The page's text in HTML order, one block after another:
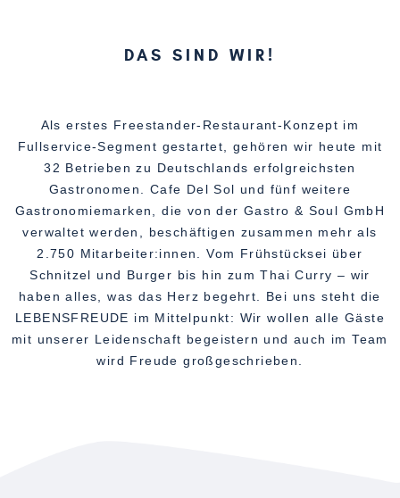
DAS SIND WIR!
Als erstes Freestander-Restaurant-Konzept im
Fullservice-Segment gestartet, gehören wir heute mit
32 Betrieben zu Deutschlands erfolgreichsten
Gastronomen. Cafe Del Sol und fünf weitere
Gastronomiemarken, die von der Gastro & Soul GmbH
verwaltet werden, beschäftigen zusammen mehr als
2.750 Mitarbeiter:innen. Vom Frühstücksei über
Schnitzel und Burger bis hin zum Thai Curry – wir
haben alles, was das Herz begehrt. Bei uns steht die
LEBENSFREUDE im Mittelpunkt: Wir wollen alle Gäste
mit unserer Leidenschaft begeistern und auch im Team
wird Freude großgeschrieben.